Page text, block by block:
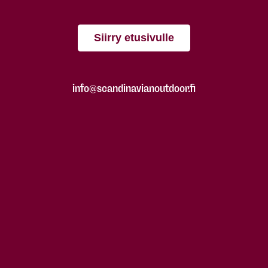
Siirry etusivulle
info@scandinavianoutdoor.fi